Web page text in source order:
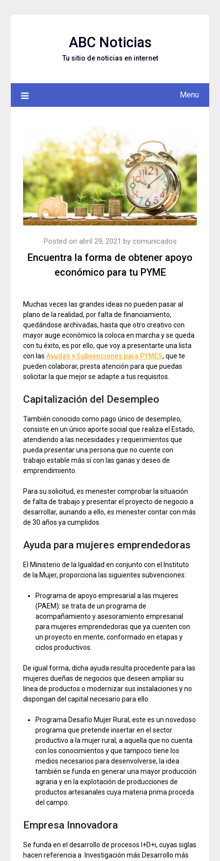
ABC Noticias
Tu sitio de noticias en internet
Menu
Encuentra la forma de obtener apoyo
económico para tu PYME
Posted on abril 29, 2021 by comunicados
Muchas veces las grandes ideas no pueden pasar al
plano de la realidad, por falta de financiamiento,
quedándose archivadas, hasta que otro creativo con
mayor auge económico la coloca en marcha y se queda
con tu éxito, es por ello, que voy a presentarte una lista
con lasAyudas y Subvenciones para PYMES, que te
pueden colaborar, presta atención para que puedas
solicitar la que mejor se adapte a tus requisitos.
Capitalización del Desempleo
También conocido como pago único de desempleo,
consiste en un único aporte social que realiza el Estado,
atendiendo a las necesidades y requerimientos que
pueda presentar una persona que no cuente con
trabajo estable más sí con las ganas y deseo de
emprendimiento.
Para su solicitud, es menester comprobar la situación
de falta de trabajo y presentar el proyecto de negocio a
desarrollar, aunando a ello, es menester contar con más
de 30 años ya cumplidos.
Ayuda para mujeres emprendedoras
El Ministerio de la Igualdad en conjunto con el Instituto
de la Mujer, proporciona las siguientes subvenciones:
Programa de apoyo empresarial a las mujeres
(PAEM): se trata de un programa de
acompañamiento y asesoramiento empresarial
para mujeres emprendedoras que ya cuenten con
un proyecto en mente, conformado en etapas y
ciclos productivos.
De igual forma, dicha ayuda resulta procedente para las
mujeres dueñas de negocios que deseen ampliar su
línea de productos o modernizar sus instalaciones y no
dispongan del capital necesario para ello.
Programa Desafío Mujer Rural, este es un novedoso
programa que pretende insertar en el sector
productivo a la mujer rural, a aquella que no cuenta
con los conocimientos y que tampoco tiene los
medios necesarios para desenvolverse, la idea
también se funda en generar una mayor producción
agraria y en la explotación de producciones de
productos artesanales cuya materia prima proceda
del campo.
Empresa Innovadora
Se funda en el desarrollo de procesos I+D+i, cuyas siglas
hacen referencia a Investigación más Desarrollo más